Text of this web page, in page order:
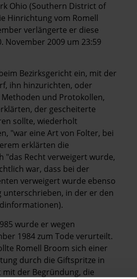
Ohio (Southern District of
Hinrichtung vom Romell
verlängerte er diese
November 2009 um 23:59
Bezirksgericht ein, mit der
ihn hinzurichten, oder
und Protokollen,
der gescheiterte
sollte, wiederholt
"war eine Art von Folter, bei
erklärten die
"das Recht verweigert wurde,
war, dass bei der
verweigert wurde ebenso
unterschrieben, in der er den
wurde er wegen
1984 zum Tode verurteilt.
Romell Broom sich einer
durch die Giftspritze in
mit der Begründung, die